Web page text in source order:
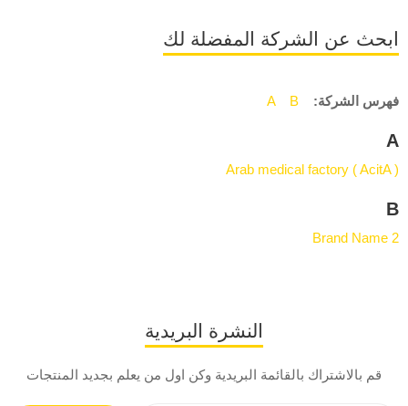
ابحث عن الشركة المفضلة لك
فهرس الشركة: A B
A
Arab medical factory ( AcitA )
B
Brand Name 2
النشرة البريدية
قم بالاشتراك بالقائمة البريدية وكن اول من يعلم بجديد المنتجات